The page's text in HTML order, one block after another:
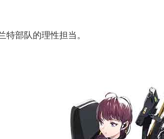
部队的理性担当。